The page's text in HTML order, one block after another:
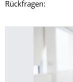
Rückfragen: